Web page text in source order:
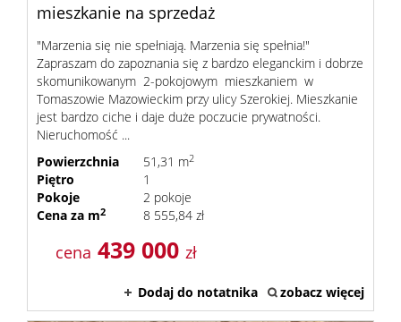
mieszkanie na sprzedaż
"Marzenia się nie spełniają. Marzenia się spełnia!"
Zapraszam do zapoznania się z bardzo eleganckim i dobrze
skomunikowanym 2-pokojowym mieszkaniem w
Tomaszowie Mazowieckim przy ulicy Szerokiej. Mieszkanie
jest bardzo ciche i daje duże poczucie prywatności.
Nieruchomość ...
Powierzchnia
51,31 m2
Piętro
1
Pokoje
2 pokoje
Cena za m2 8 555,84 zł
cena 439 000 zł
Dodaj do notatnika zobacz więcej